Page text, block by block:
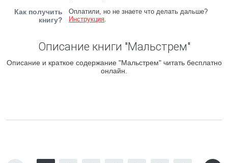
Как получить
книгу?
Оплатили, но не знаете что делать дальше?
Инструкция.
Описание книги "Мальстрем"
Описание и краткое содержание "Мальстрем" читать бесплатно
онлайн.